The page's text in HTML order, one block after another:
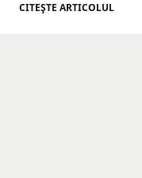
CITEŞTE ARTICOLUL